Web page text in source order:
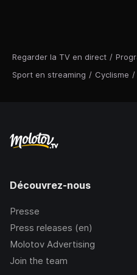
Regarder la TV en direct /
Sport en streaming / Cyclisme /
Découvrez-nous
Presse
Press releases (en)
Molotov Advertising
Join the team